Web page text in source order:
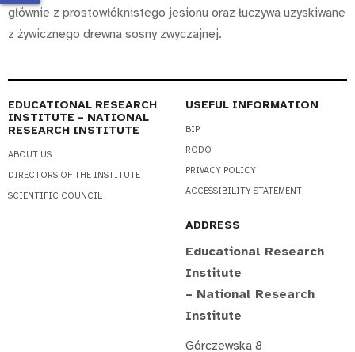
głównie z prostowłóknistego jesionu oraz łuczywa uzyskiwane
z żywicznego drewna sosny zwyczajnej.
EDUCATIONAL RESEARCH
INSTITUTE – NATIONAL
RESEARCH INSTITUTE
ABOUT US
DIRECTORS OF THE INSTITUTE
SCIENTIFIC COUNCIL
USEFUL INFORMATION
BIP
RODO
PRIVACY POLICY
ACCESSIBILITY STATEMENT
ADDRESS
Educational Research
Institute
– National Research
Institute
Górczewska 8